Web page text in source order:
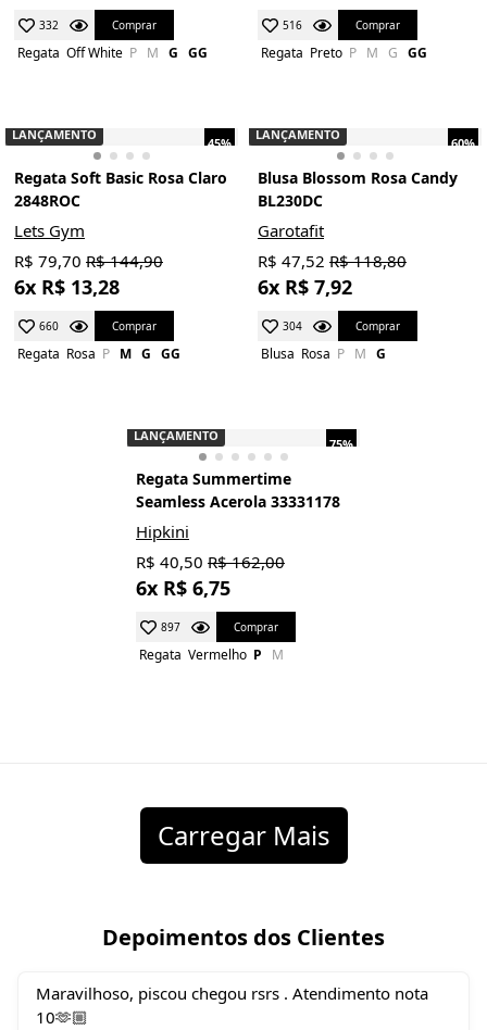
332 Comprar
Regata Off White P M G GG
516 Comprar
Regata Preto P M G GG
45%
LANÇAMENTO
Regata Soft Basic Rosa Claro
2848ROC
Lets Gym
R$ 79,70 R$ 144,90
6x R$ 13,28
660 Comprar
Regata Rosa P M G GG
60%
LANÇAMENTO
Blusa Blossom Rosa Candy
BL230DC
Garotafit
R$ 47,52 R$ 118,80
6x R$ 7,92
304 Comprar
Blusa Rosa P M G
75%
LANÇAMENTO
Regata Summertime
Seamless Acerola 33331178
Hipkini
R$ 40,50 R$ 162,00
6x R$ 6,75
897 Comprar
Regata Vermelho P M
Carregar Mais
Depoimentos dos Clientes
Maravilhoso, piscou chegou rsrs . Atendimento nota
10🫶🏼